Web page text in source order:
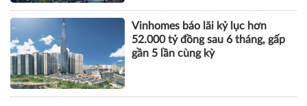
THACO của ông Trần Bá Dương
lãi lớn trở lại nhưng vẫn "gánh"
khối nợ hơn 164.000 tỷ đồng